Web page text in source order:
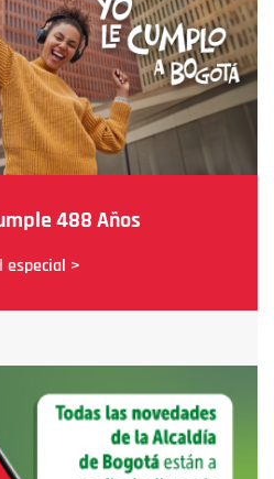
488 Años
especial >